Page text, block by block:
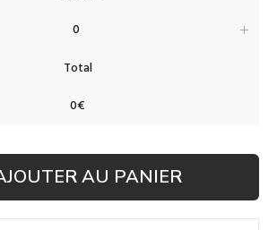
AU PANIER